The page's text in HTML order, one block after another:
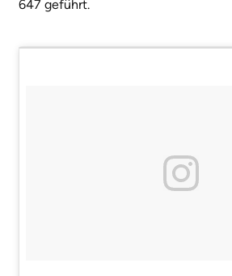
647 geführt.